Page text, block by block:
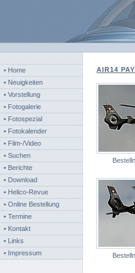
• Home
• Neuigkeiten
• Vorstellung
• Fotogalerie
• Fotospezial
• Fotokalender
• Film-/Video
• Suchen
• Berichte
• Download
• Helico-Revue
• Online Bestellung
• Termine
• Kontakt
• Links
• Impressum
AIR14